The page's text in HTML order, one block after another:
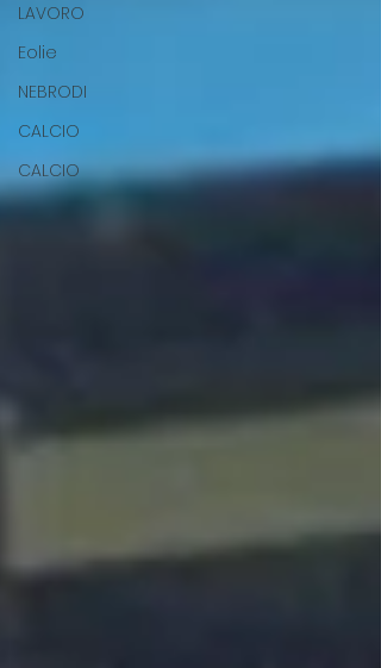
LAVORO
Eolie
NEBRODI
CALCIO
CALCIO